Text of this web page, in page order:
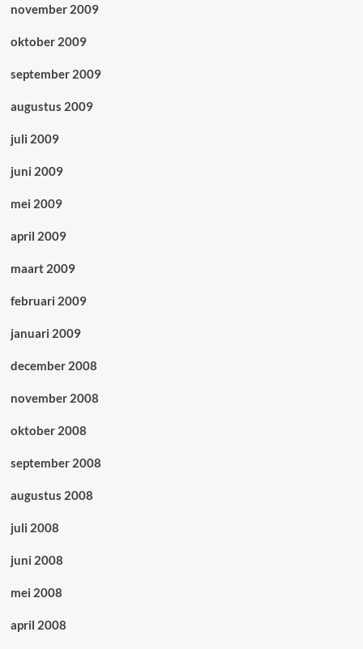
november 2009
oktober 2009
september 2009
augustus 2009
juli 2009
juni 2009
mei 2009
april 2009
maart 2009
februari 2009
januari 2009
december 2008
november 2008
oktober 2008
september 2008
augustus 2008
juli 2008
juni 2008
mei 2008
april 2008